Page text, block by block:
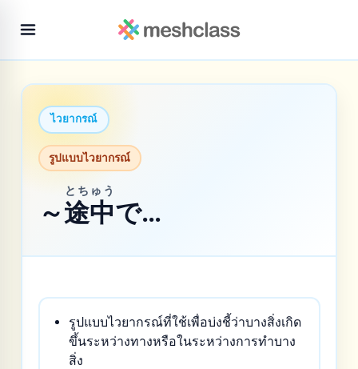
ไวยากรณ์
รูปแบบไวยากรณ์
～途中
とちゅう
で…
รูปแบบไวยากรณ์ที่ใช้เพื่อบ่งชี้ว่าบางสิ่งเกิด
ขึ้นระหว่างทางหรือในระหว่างการทำบาง
สิ่ง